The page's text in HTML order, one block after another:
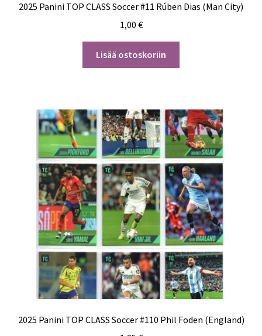
2025 Panini TOP CLASS Soccer #11 Rúben Dias (Man City)
1,00 €
Lisää ostoskoriin
2025 Panini TOP CLASS Soccer #110 Phil Foden (England)